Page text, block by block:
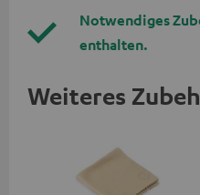
Notwendiges
enthalten.
Weiteres